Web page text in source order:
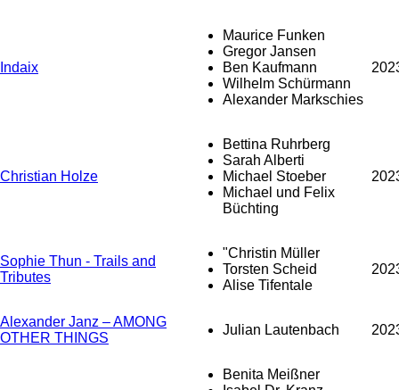
Indaix
Maurice Funken
Gregor Jansen
Ben Kaufmann
Wilhelm Schürmann
Alexander Markschies
Christian Holze
Bettina Ruhrberg
Sarah Alberti
Michael Stoeber
Michael und Felix
Büchting
Sophie Thun - Trails and
Tributes
"Christin Müller
Torsten Scheid
Alise Tifentale
Alexander Janz – AMONG
OTHER THINGS
Julian Lautenbach
Benita Meißner